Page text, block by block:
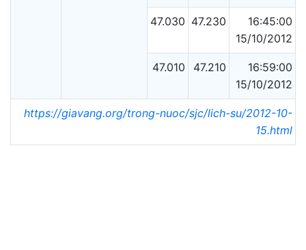
47.030 47.230
16:45:00
15/10/2012
47.010 47.210
16:59:00
15/10/2012
https://giavang.org/trong-nuoc/sjc/lich-su/2012-10-
15.html